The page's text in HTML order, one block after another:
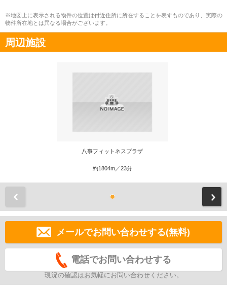
※地図上に表示される物件の位置は付近住所に所在することを表すものであり、実際の
物件所在地とは異なる場合がございます。
周辺施設
八事フィットネスプラザ
約1804m／23分
メールでお問い合わせする(無料)
電話でお問い合わせする
現況の確認はお気軽にお問い合わせください。